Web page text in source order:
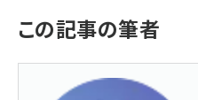
この記事の筆者